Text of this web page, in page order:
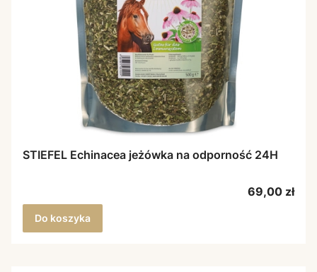
STIEFEL Echinacea jeżówka na odporność 24H
Cena
69,00 zł
Do koszyka